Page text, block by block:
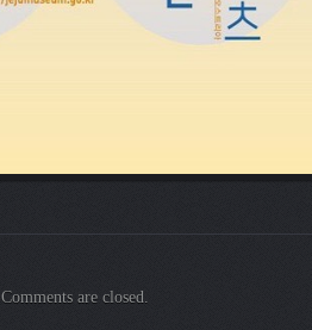
Comments are closed.